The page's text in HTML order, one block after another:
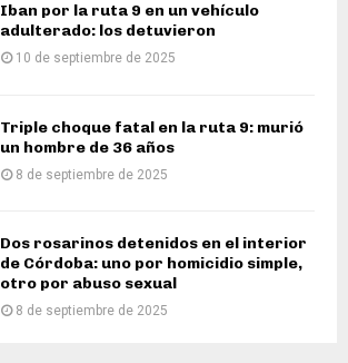
Iban por la ruta 9 en un vehículo
adulterado: los detuvieron
10 de septiembre de 2025
Triple choque fatal en la ruta 9: murió
un hombre de 36 años
8 de septiembre de 2025
Dos rosarinos detenidos en el interior
de Córdoba: uno por homicidio simple,
otro por abuso sexual
8 de septiembre de 2025